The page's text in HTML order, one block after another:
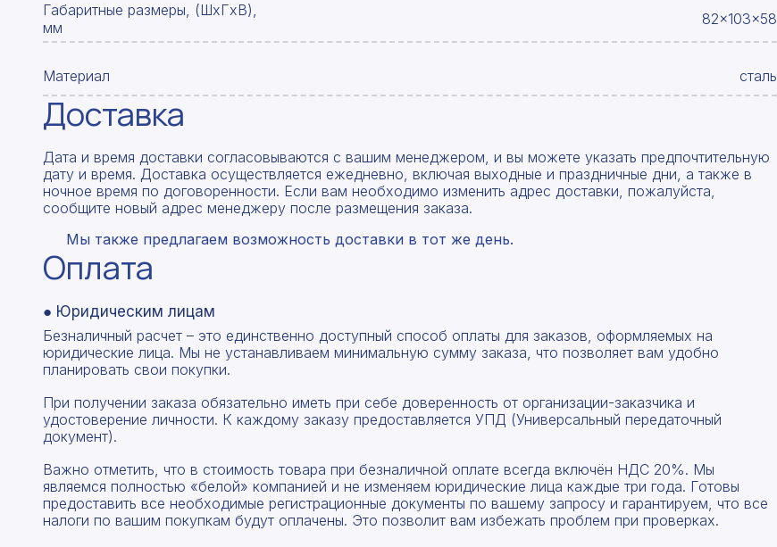
Габаритные размеры, (ШxГxВ),
мм
82x103x58
Материал сталь
Доставка
Дата и время доставки согласовываются с вашим менеджером, и вы можете указать предпочтительную
дату и время. Доставка осуществляется ежедневно, включая выходные и праздничные дни, а также в
ночное время по договоренности. Если вам необходимо изменить адрес доставки, пожалуйста,
сообщите новый адрес менеджеру после размещения заказа.
Мы также предлагаем возможность доставки в тот же день.
Оплата
● Юридическим лицам
Безналичный расчет – это единственно доступный способ оплаты для заказов, оформляемых на
юридические лица. Мы не устанавливаем минимальную сумму заказа, что позволяет вам удобно
планировать свои покупки.
При получении заказа обязательно иметь при себе доверенность от организации-заказчика и
удостоверение личности. К каждому заказу предоставляется УПД (Универсальный передаточный
документ).
Важно отметить, что в стоимость товара при безналичной оплате всегда включён НДС 20%. Мы
являемся полностью «белой» компанией и не изменяем юридические лица каждые три года. Готовы
предоставить все необходимые регистрационные документы по вашему запросу и гарантируем, что все
налоги по вашим покупкам будут оплачены. Это позволит вам избежать проблем при проверках.